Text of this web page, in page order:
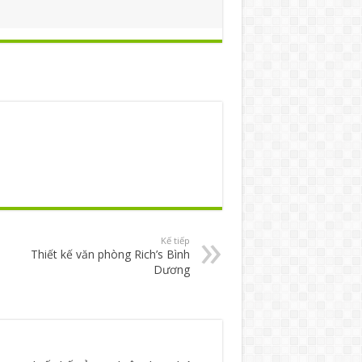
Kế tiếp
Thiết kế văn phòng Rich’s Bình
Dương